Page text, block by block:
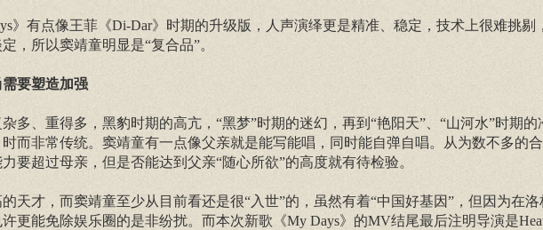
》有点像王菲《Di-Dar》时期的升级版，人声演绎更是精准、稳定，技术上很难挑剔
，所以窦靖童明显是“复合品”。
要塑造加强
多、重得多，黑豹时期的高亢，“黑梦”时期的迷幻，再到“艳阳天”、“山河水”时期的
而非常传统。窦靖童有一点像父亲就是能写能唱，同时能自弹自唱。从为数不多的
要超过母亲，但是否能达到父亲“随心所欲”的高度就有待检验。
天才，而窦靖童至少从目前看还是很“入世”的，虽然有着“中国好基因”，但因为在洛
更能免除娱乐圈的是非纷扰。而本次新歌《My Days》的MV结尾最后注明导演是